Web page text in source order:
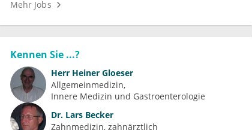
Mehr Jobs
Kennen Sie ...?
Herr Heiner Gloeser
Allgemeinmedizin
Innere Medizin und Gastroenterologie
Dr. Lars Becker
Zahnmedizin, zahnärztlich